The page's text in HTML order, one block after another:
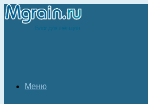
Меню